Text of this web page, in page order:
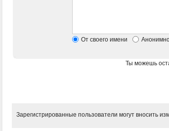
От своего имени
Ты можешь
Зарегистрированные пользователи могут вносить